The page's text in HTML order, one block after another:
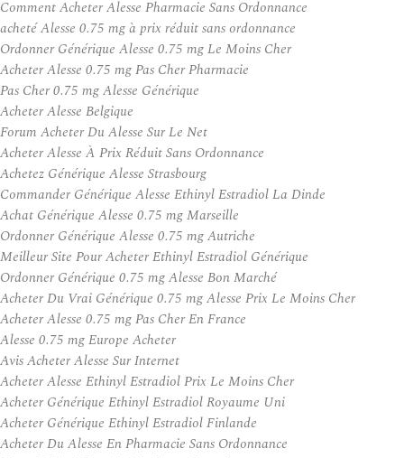
Comment Acheter Alesse Pharmacie Sans Ordonnance
acheté Alesse 0.75 mg à prix réduit sans ordonnance
Ordonner Générique Alesse 0.75 mg Le Moins Cher
Acheter Alesse 0.75 mg Pas Cher Pharmacie
Pas Cher 0.75 mg Alesse Générique
Acheter Alesse Belgique
Forum Acheter Du Alesse Sur Le Net
Acheter Alesse À Prix Réduit Sans Ordonnance
Achetez Générique Alesse Strasbourg
Commander Générique Alesse Ethinyl Estradiol La Dinde
Achat Générique Alesse 0.75 mg Marseille
Ordonner Générique Alesse 0.75 mg Autriche
Meilleur Site Pour Acheter Ethinyl Estradiol Générique
Ordonner Générique 0.75 mg Alesse Bon Marché
Acheter Du Vrai Générique 0.75 mg Alesse Prix Le Moins Cher
Acheter Alesse 0.75 mg Pas Cher En France
Alesse 0.75 mg Europe Acheter
Avis Acheter Alesse Sur Internet
Acheter Alesse Ethinyl Estradiol Prix Le Moins Cher
Acheter Générique Ethinyl Estradiol Royaume Uni
Acheter Générique Ethinyl Estradiol Finlande
Acheter Du Alesse En Pharmacie Sans Ordonnance